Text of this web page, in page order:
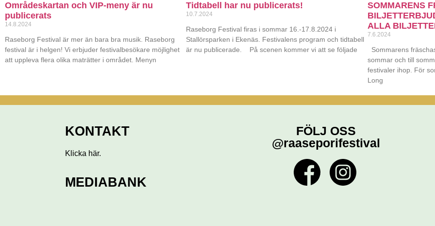
Områdeskartan och VIP-meny är nu
publicerats
14.8.2024
Raseborg Festival är mer än bara bra musik. Raseborg
festival är i helgen! Vi erbjuder festivalbesökare möjlighet
att uppleva flera olika maträtter i området. Menyn
Tidtabell har nu publicerats!
10.7.2024
Raseborg Festival firas i sommar 16.-17.8.2024 i
Stallörsparken i Ekenäs. Festivalens program och tidtabell
är nu publicerade. På scenen kommer vi att se följade
SOMMARENS
ALLA
7.6.2024
Sommarens
sommar och till
festivaler ihop. För
Long
KONTAKT
Klicka här.
MEDIABANK
FÖLJ OSS
@raaseporifestival